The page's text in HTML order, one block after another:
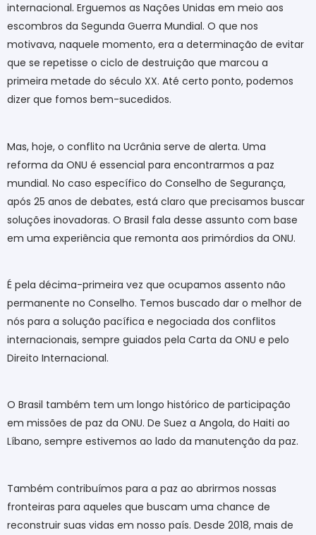
internacional. Erguemos as Nações Unidas em meio aos
escombros da Segunda Guerra Mundial. O que nos
motivava, naquele momento, era a determinação de evitar
que se repetisse o ciclo de destruição que marcou a
primeira metade do século XX. Até certo ponto, podemos
dizer que fomos bem-sucedidos.
Mas, hoje, o conflito na Ucrânia serve de alerta. Uma
reforma da ONU é essencial para encontrarmos a paz
mundial. No caso específico do Conselho de Segurança,
após 25 anos de debates, está claro que precisamos buscar
soluções inovadoras. O Brasil fala desse assunto com base
em uma experiência que remonta aos primórdios da ONU.
É pela décima-primeira vez que ocupamos assento não
permanente no Conselho. Temos buscado dar o melhor de
nós para a solução pacífica e negociada dos conflitos
internacionais, sempre guiados pela Carta da ONU e pelo
Direito Internacional.
O Brasil também tem um longo histórico de participação
em missões de paz da ONU. De Suez a Angola, do Haiti ao
Líbano, sempre estivemos ao lado da manutenção da paz.
Também contribuímos para a paz ao abrirmos nossas
fronteiras para aqueles que buscam uma chance de
reconstruir suas vidas em nosso país. Desde 2018, mais de